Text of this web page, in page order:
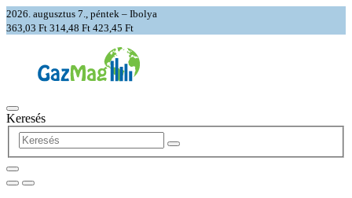
2026. augusztus 7., péntek – Ibolya
363,03 Ft 314,48 Ft 423,45 Ft
Keresés